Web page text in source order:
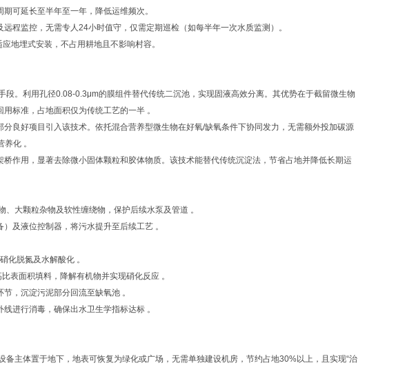
可延长至‌半年至一年‌，降低运维频次。
程监控，无需专人24小时值守，仅需定期巡检（如每半年一次水质监测）。
地埋式安装，不占用耕地且不影响村容。‌‌
。利用孔径0.08-0.3μm的膜组件替代传统二沉池，实现固液高效分离。其优势在于‌截留微生物‌
标准，占地面积仅为传统工艺的一半 。
良好项目引入该技术。依托混合营养型微生物在好氧/缺氧条件下协同发力，‌无需额外投加碳源‌
化 。
作用，显著去除微小固体颗粒和胶体物质。该技术能替代传统沉淀法，‌节省占地‌并降低长期运
大颗粒杂物及软性缠绕物，保护后续水泵及管道 。
及液位控制器，将污水提升至后续工艺 。
化脱氮及水解酸化 。
表面积填料，降解有机物并实现硝化反应 。
，沉淀污泥部分回流至缺氧池 。
进行消毒，确保出水卫生学指标达标 。
主体置于地下，地表可恢复为绿化或广场，无需单独建设机房，节约占地30%以上，且实现“治